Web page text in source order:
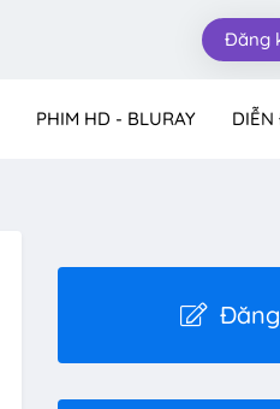
Đăng
PHIM HD - BLURAY